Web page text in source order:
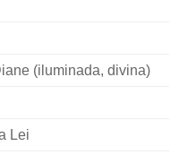
(iluminada, divina)
Lei